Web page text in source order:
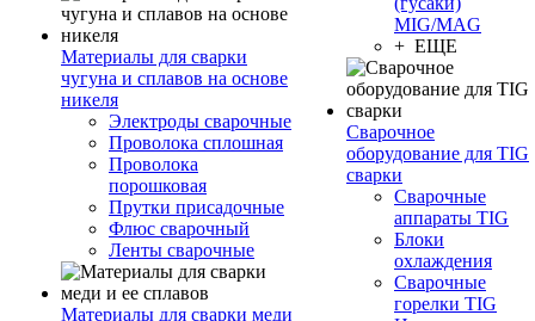
Материалы для сварки
чугуна и сплавов на основе
никеля
Электроды сварочные
Проволока сплошная
Проволока
порошковая
Прутки присадочные
Флюс сварочный
Ленты сварочные
Материалы для сварки меди
MIG/MAG
+ ЕЩЕ
Сварочное
оборудование для TIG
сварки
Сварочные
аппараты TIG
Блоки
охлаждения
Сварочные
горелки TIG